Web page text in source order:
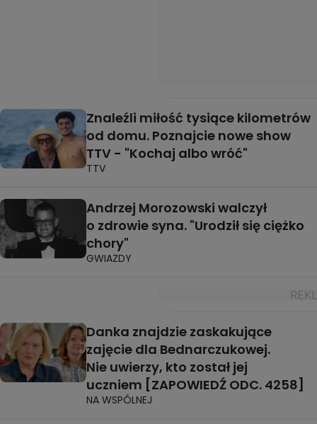
Znaleźli miłość tysiące kilometrów
od domu. Poznajcie nowe show
TTV - "Kochaj albo wróć"
TTV
Andrzej Morozowski walczył
o zdrowie syna. "Urodził się ciężko
chory"
GWIAZDY
Danka znajdzie zaskakujące
zajęcie dla Bednarczukowej.
Nie uwierzy, kto został jej
uczniem [ZAPOWIEDŹ ODC. 4258]
NA WSPÓLNEJ